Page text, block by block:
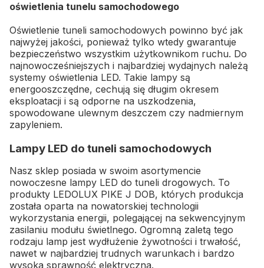
oświetlenia tunelu samochodowego
Oświetlenie tuneli samochodowych powinno być jak
najwyżej jakości, ponieważ tylko wtedy gwarantuje
bezpieczeństwo wszystkim użytkownikom ruchu. Do
najnowocześniejszych i najbardziej wydajnych należą
systemy oświetlenia LED. Takie lampy są
energooszczędne, cechują się długim okresem
eksploatacji i są odporne na uszkodzenia,
spowodowane ulewnym deszczem czy nadmiernym
zapyleniem.
Lampy LED do tuneli samochodowych
Nasz sklep posiada w swoim asortymencie
nowoczesne lampy LED do tuneli drogowych. To
produkty LEDOLUX PIKE J DOB, których produkcja
została oparta na nowatorskiej technologii
wykorzystania energii, polegającej na sekwencyjnym
zasilaniu modułu świetlnego. Ogromną zaletą tego
rodzaju lamp jest wydłużenie żywotności i trwałość,
nawet w najbardziej trudnych warunkach i bardzo
wysoka sprawność elektryczna.